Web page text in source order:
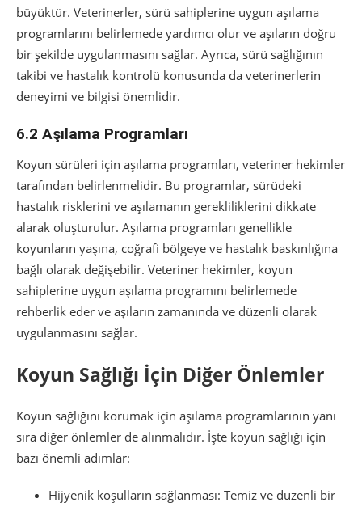
büyüktür. Veterinerler, sürü sahiplerine uygun aşılama
programlarını belirlemede yardımcı olur ve aşıların doğru
bir şekilde uygulanmasını sağlar. Ayrıca, sürü sağlığının
takibi ve hastalık kontrolü konusunda da veterinerlerin
deneyimi ve bilgisi önemlidir.
6.2 Aşılama Programları
Koyun sürüleri için aşılama programları, veteriner hekimler
tarafından belirlenmelidir. Bu programlar, sürüdeki
hastalık risklerini ve aşılamanın gerekliliklerini dikkate
alarak oluşturulur. Aşılama programları genellikle
koyunların yaşına, coğrafi bölgeye ve hastalık baskınlığına
bağlı olarak değişebilir. Veteriner hekimler, koyun
sahiplerine uygun aşılama programını belirlemede
rehberlik eder ve aşıların zamanında ve düzenli olarak
uygulanmasını sağlar.
Koyun Sağlığı İçin Diğer Önlemler
Koyun sağlığını korumak için aşılama programlarının yanı
sıra diğer önlemler de alınmalıdır. İşte koyun sağlığı için
bazı önemli adımlar:
Hijyenik koşulların sağlanması: Temiz ve düzenli bir